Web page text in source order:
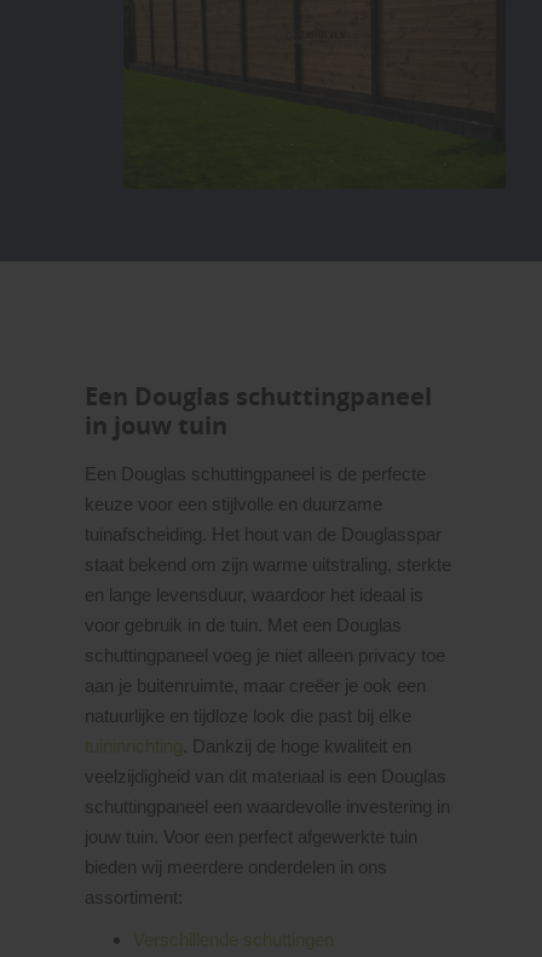
Een Douglas schuttingpaneel
in jouw tuin
Een Douglas schuttingpaneel is de perfecte
keuze voor een stijlvolle en duurzame
tuinafscheiding. Het hout van de Douglasspar
staat bekend om zijn warme uitstraling, sterkte
en lange levensduur, waardoor het ideaal is
voor gebruik in de tuin. Met een Douglas
schuttingpaneel voeg je niet alleen privacy toe
aan je buitenruimte, maar creëer je ook een
natuurlijke en tijdloze look die past bij elke
tuininrichting . Dankzij de hoge kwaliteit en
veelzijdigheid van dit materiaal is een Douglas
schuttingpaneel een waardevolle investering in
jouw tuin. Voor een perfect afgewerkte tuin
bieden wij meerdere onderdelen in ons
assortiment:
Verschillende schuttingen